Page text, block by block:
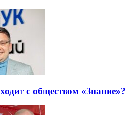
с обществом «Знание»?